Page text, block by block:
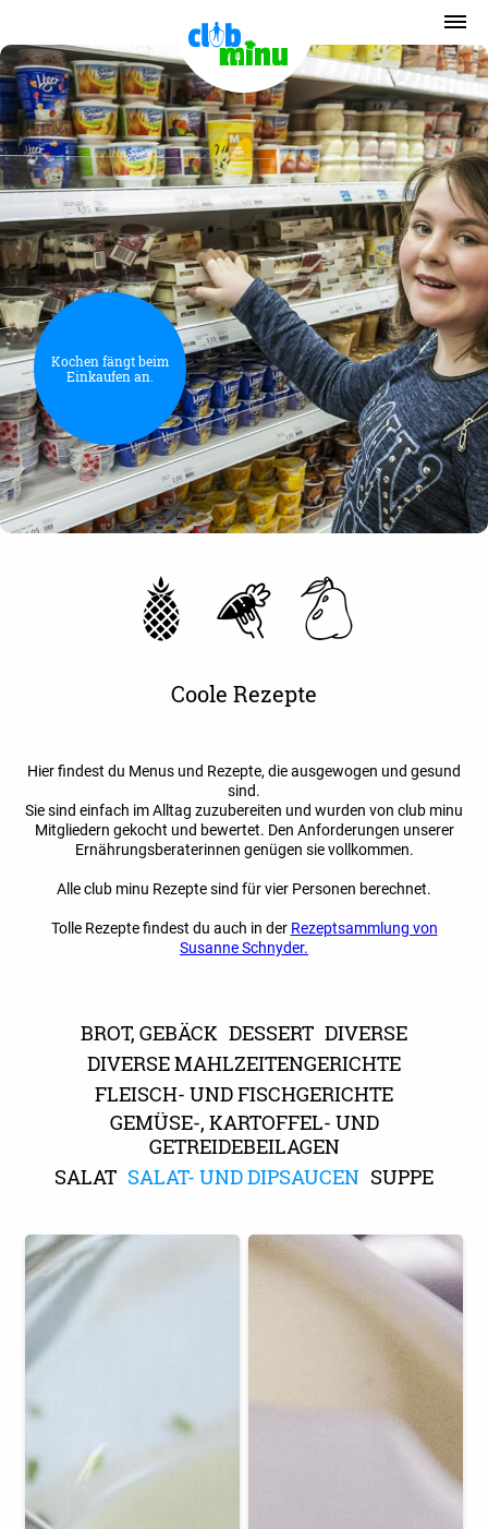
Kochen fängt beim
Einkaufen an.
Coole Rezepte
Hier findest du Menus und Rezepte, die ausgewogen und gesund
sind.
Sie sind einfach im Alltag zuzubereiten und wurden von club minu
Mitgliedern gekocht und bewertet. Den Anforderungen unserer
Ernährungsberaterinnen genügen sie vollkommen.
Alle club minu Rezepte sind für vier Personen berechnet.
Tolle Rezepte findest du auch in der Rezeptsammlung von
Susanne Schnyder.
BROT, GEBÄCK DESSERT DIVERSE
DIVERSE MAHLZEITENGERICHTE
FLEISCH- UND FISCHGERICHTE
GEMÜSE-, KARTOFFEL- UND
GETREIDEBEILAGEN
SALAT SALAT- UND DIPSAUCEN SUPPE